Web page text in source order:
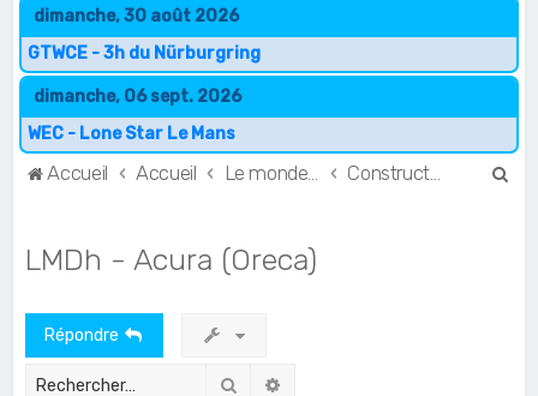
dimanche, 30 août 2026
GTWCE - 3h du Nürburgring
dimanche, 06 sept. 2026
WEC - Lone Star Le Mans
Accueil Accueil Constructeurs & Teams
LMDh - Acura (Oreca)
Répondre
Rechercher